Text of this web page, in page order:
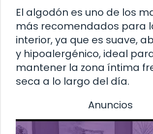
El algodón es uno de los
más recomendados para
interior, ya que es suave,
y hipoalergénico, ideal
mantener la zona íntima
seca a lo largo del día.
Anuncios